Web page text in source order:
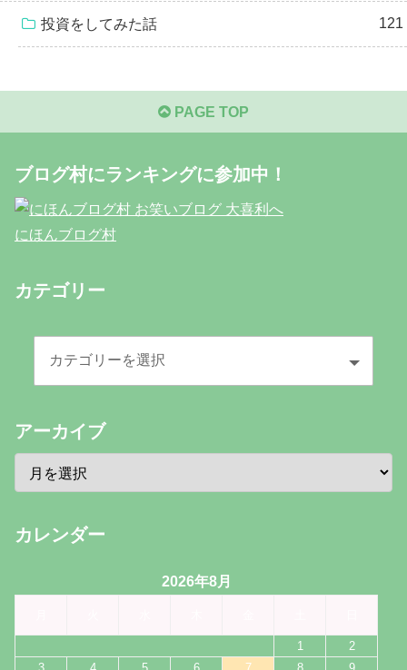
投資をしてみた話 121
PAGE TOP
ブログ村にランキングに参加中！
にほんブログ村
カテゴリー
アーカイブ
カレンダー
2026年8月
1
2